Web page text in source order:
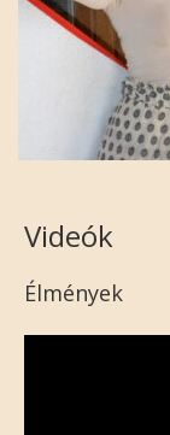
Videók
Élmények